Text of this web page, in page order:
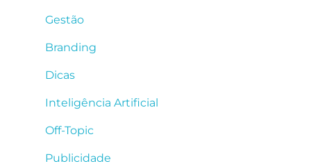
Gestão
Branding
Dicas
Inteligência Artificial
Off-Topic
Publicidade